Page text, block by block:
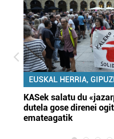
EUSKAL HERRIA,
KASek salatu du
dutela gose direnei
emateagatik